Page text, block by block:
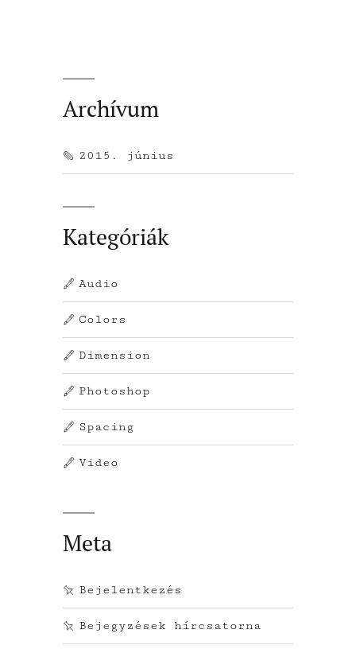
Archívum
2015. június
Kategóriák
Audio
Colors
Dimension
Photoshop
Spacing
Video
Meta
Bejelentkezés
Bejegyzések hírcsatorna